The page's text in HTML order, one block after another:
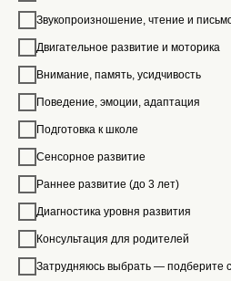
Звукопроизношение, чтение и
Двигательное развитие и моторика
Внимание, память, усидчивость
Поведение, эмоции, адаптация
Подготовка к школе
Сенсорное развитие
Раннее развитие (до 3 лет)
Диагностика уровня развития
Консультация для родителей
Затрудняюсь выбрать — подберите
Образование
С какими запросами
Стоимость занятий
Соединяем семьи
с лучшими специалистами
развития детей
Миссия
Нужна помощь с подбором
специалиста?
Напишите нам